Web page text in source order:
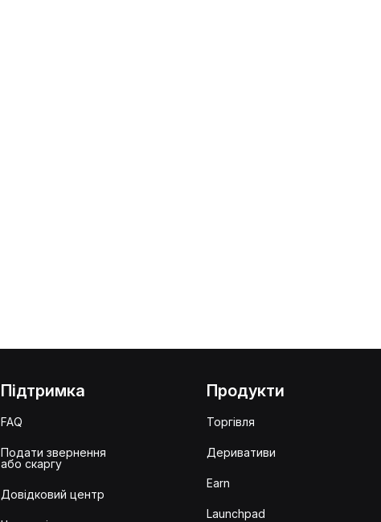
Підтримка
FAQ
Подати звернення
або скаргу
Довідковий центр
Продукти
Торгівля
Деривативи
Earn
Launchpad